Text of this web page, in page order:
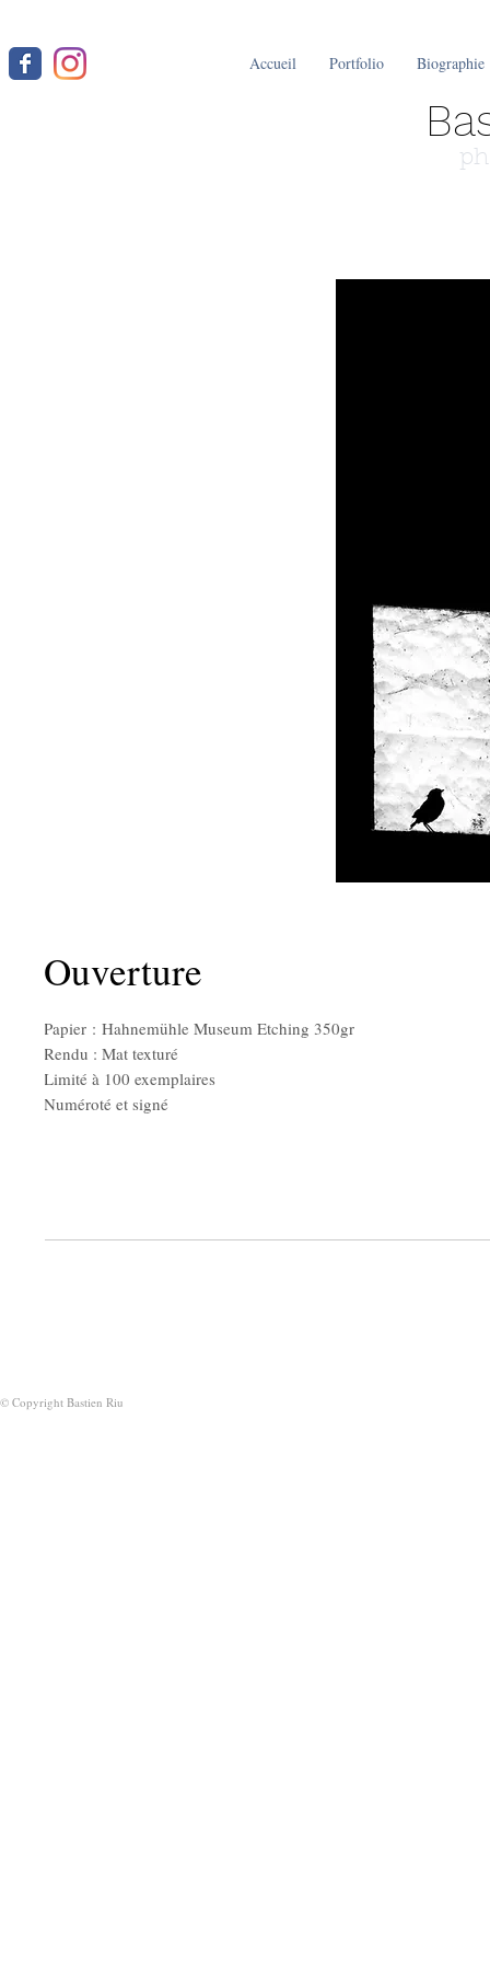
Accueil Portfolio Biographie
Ouverture
Papier : Hahnemühle Museum Etching 350gr
Rendu : Mat texturé
Limité à 100 exemplaires
Numéroté et signé
© Copyright Bastien Riu